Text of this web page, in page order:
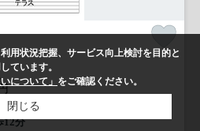
12分
用状況把握、サービス向上検討を目的と
ています。
について」 をご確認ください。
閉じる